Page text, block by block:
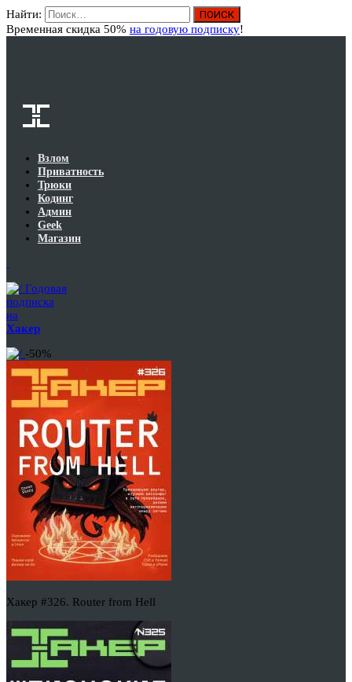
Найти:
Временная скидка 50% на годовую подписку!
Взлом
Приватность
Трюки
Кодинг
Админ
Geek
Магазин
Годовая
подписка
на
Хакер
-50%
Хакер #326. Router from Hell